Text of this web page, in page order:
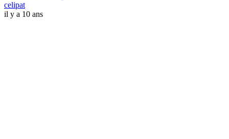
celipat
il y a 10 ans